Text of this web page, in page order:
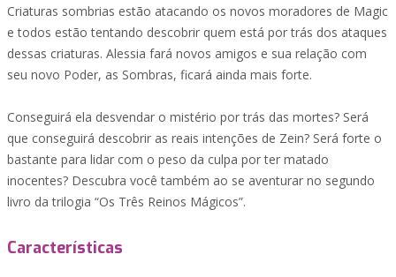
Criaturas sombrias estão atacando os novos moradores de Magic
e todos estão tentando descobrir quem está por trás dos ataques
dessas criaturas. Alessia fará novos amigos e sua relação com
seu novo Poder, as Sombras, ficará ainda mais forte.
Conseguirá ela desvendar o mistério por trás das mortes? Será
que conseguirá descobrir as reais intenções de Zein? Será forte o
bastante para lidar com o peso da culpa por ter matado
inocentes? Descubra você também ao se aventurar no segundo
livro da trilogia “Os Três Reinos Mágicos”.
Características